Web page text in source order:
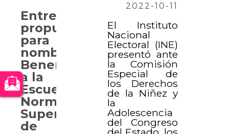
2022-10-11
El Instituto
Nacional
Electoral (INE)
presentó ante
la Comisión
Especial de
los Derechos
de la Niñez y
la
Adolescencia
del Congreso
Entregan
propuesta
para
nombrar
Benemérita
a la
Escuela
Normal
Superior
de